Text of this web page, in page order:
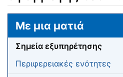
Μετάβαση σε: πλοήγηση
Με μια ματιά
Σημεία εξυπηρέτησης
Περιφερειακές ενότητες